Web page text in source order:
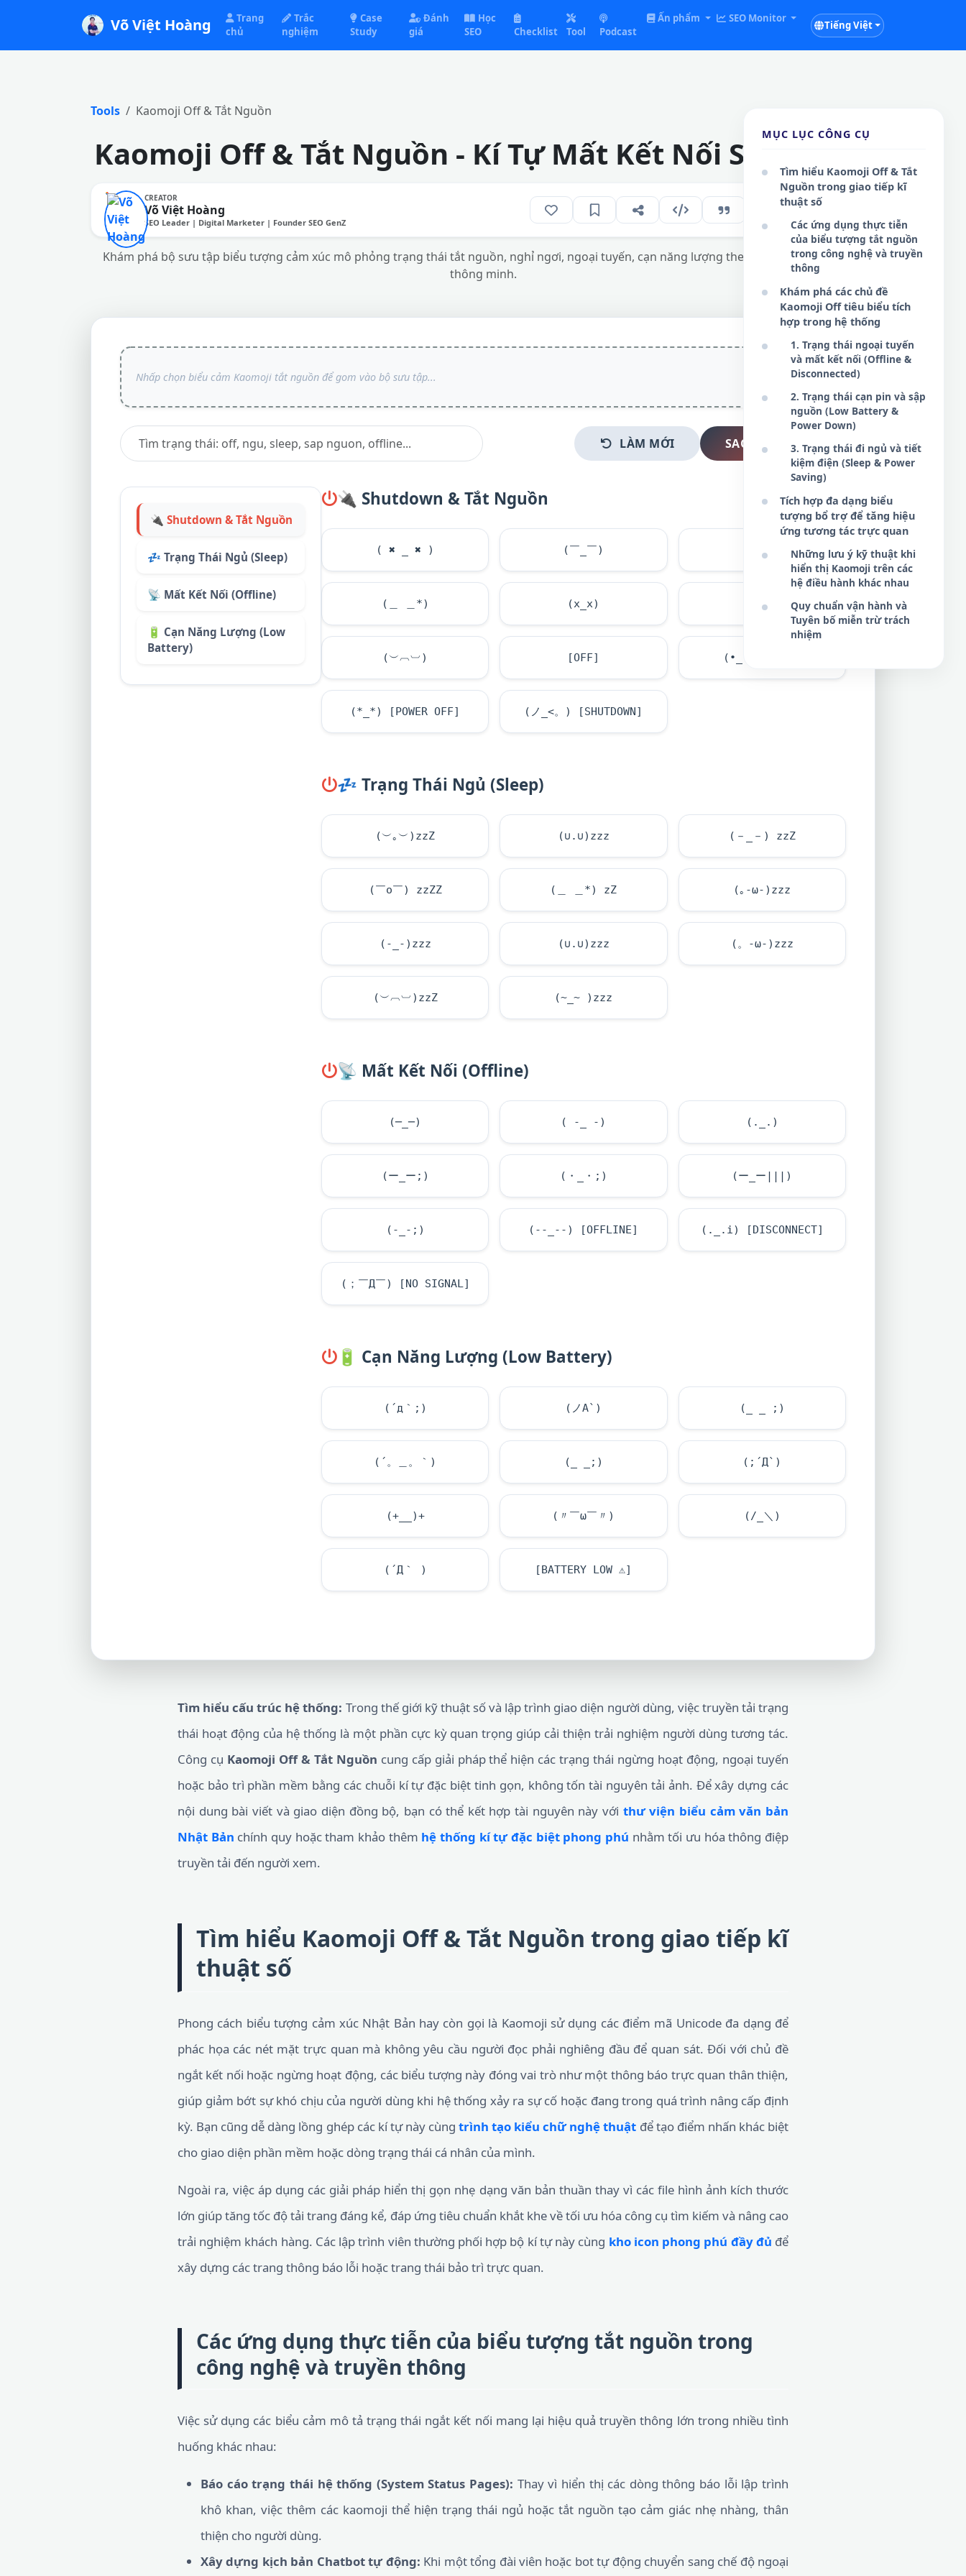
Võ Việt Hoàng
Trang
chủ
Trắc
nghiệm
Case
Study
Đánh
giá
Học
SEO
Checklist Tool Podcast
Ấn phẩm SEO Monitor
Tiếng Việt
Tools Kaomoji Off & Tắt Nguồn
Kaomoji Off & Tắt Nguồn - Kí Tự Mất Kết Nối Shutdown
CREATOR
Võ Việt Hoàng
SEO Leader | Digital Marketer | Founder SEO GenZ
Khám phá bộ sưu tập biểu tượng cảm xúc mô phỏng trạng thái tắt nguồn, nghỉ ngơi, ngoại tuyến, cạn năng lượng theo chuẩn kí tự Unicode
thông minh.
LÀM MỚI SAO CHÉP NGAY
🔌 Shutdown & Tắt Nguồn
💤 Trạng Thái Ngủ (Sleep)
📡 Mất Kết Nối (Offline)
🔋 Cạn Năng Lượng (Low
Battery)
🔌 Shutdown & Tắt Nguồn
(✖ _✖ ) (￣_￣) (ー_ー)
(＿ ＿*) (x_x) _✖
(︶︹︺) [OFF] (•_•)┛ [OFF]
(*_*) [POWER OFF] (ノ_<。) [SHUTDOWN]
💤 Trạng Thái Ngủ (Sleep)
(︶｡︶)zzZ (∪.∪)zzz (－_－) zzZ
(￣o￣) zzZZ (＿ ＿*) zZ (｡-ω-)zzz
(-_-)zzz (∪.∪)zzz (。-ω-)zzz
(︶︹︺)zzZ (~_~ )zzz
📡 Mất Kết Nối (Offline)
(─_─) ( -_ -) (._.)
(ー_ー;) (・_・;) (ー_ー|||)
(-_-;) (--_--) [OFFLINE] (._.i) [DISCONNECT]
(；￣Д￣) [NO SIGNAL]
🔋 Cạn Năng Lượng (Low Battery)
(´д｀;) (ノA`) (_ _ ;)
(´。＿。｀) (_ _;) (;´Д`)
(+__)+ (〃￣ω￣〃) (/_＼)
(´Д｀ ) [BATTERY LOW⚠]
Tìm hiểu cấu trúc hệ thống: Trong thế giới kỹ thuật số và lập trình giao diện người dùng, việc truyền tải trạng
thái hoạt động của hệ thống là một phần cực kỳ quan trọng giúp cải thiện trải nghiệm người dùng tương tác.
Công cụ Kaomoji Off & Tắt Nguồn cung cấp giải pháp thể hiện các trạng thái ngừng hoạt động, ngoại tuyến
hoặc bảo trì phần mềm bằng các chuỗi kí tự đặc biệt tinh gọn, không tốn tài nguyên tải ảnh. Để xây dựng các
nội dung bài viết và giao diện đồng bộ, bạn có thể kết hợp tài nguyên này với thư viện biểu cảm văn bản
Nhật Bản chính quy hoặc tham khảo thêm hệ thống kí tự đặc biệt phong phú nhằm tối ưu hóa thông điệp
truyền tải đến người xem.
Tìm hiểu Kaomoji Off & Tắt Nguồn trong giao tiếp kĩ
thuật số
Phong cách biểu tượng cảm xúc Nhật Bản hay còn gọi là Kaomoji sử dụng các điểm mã Unicode đa dạng để
phác họa các nét mặt trực quan mà không yêu cầu người đọc phải nghiêng đầu để quan sát. Đối với chủ đề
ngắt kết nối hoặc ngừng hoạt động, các biểu tượng này đóng vai trò như một thông báo trực quan thân thiện,
giúp giảm bớt sự khó chịu của người dùng khi hệ thống xảy ra sự cố hoặc đang trong quá trình nâng cấp định
kỳ. Bạn cũng dễ dàng lồng ghép các kí tự này cùngtrình tạo kiểu chữ nghệ thuật để tạo điểm nhấn khác biệt
cho giao diện phần mềm hoặc dòng trạng thái cá nhân của mình.
Ngoài ra, việc áp dụng các giải pháp hiển thị gọn nhẹ dạng văn bản thuần thay vì các file hình ảnh kích thước
lớn giúp tăng tốc độ tải trang đáng kể, đáp ứng tiêu chuẩn khắt khe về tối ưu hóa công cụ tìm kiếm và nâng cao
trải nghiệm khách hàng. Các lập trình viên thường phối hợp bộ kí tự này cùng kho icon phong phú đầy đủ để
xây dựng các trang thông báo lỗi hoặc trang thái bảo trì trực quan.
Các ứng dụng thực tiễn của biểu tượng tắt nguồn trong
công nghệ và truyền thông
Việc sử dụng các biểu cảm mô tả trạng thái ngắt kết nối mang lại hiệu quả truyền thông lớn trong nhiều tình
huống khác nhau:
Báo cáo trạng thái hệ thống (System Status Pages): Thay vì hiển thị các dòng thông báo lỗi lập trình
khô khan, việc thêm các kaomoji thể hiện trạng thái ngủ hoặc tắt nguồn tạo cảm giác nhẹ nhàng, thân
thiện cho người dùng.
Xây dựng kịch bản Chatbot tự động: Khi một tổng đài viên hoặc bot tự động chuyển sang chế độ ngoại
MỤC LỤC CÔNG CỤ
Tìm hiểu Kaomoji Off & Tắt
Nguồn trong giao tiếp kĩ
thuật số
Các ứng dụng thực tiễn
của biểu tượng tắt nguồn
trong công nghệ và truyền
thông
Khám phá các chủ đề
Kaomoji Off tiêu biểu tích
hợp trong hệ thống
1. Trạng thái ngoại tuyến
và mất kết nối (Offline &
Disconnected)
2. Trạng thái cạn pin và sập
nguồn (Low Battery &
Power Down)
3. Trạng thái đi ngủ và tiết
kiệm điện (Sleep & Power
Saving)
Tích hợp đa dạng biểu
tượng bổ trợ để tăng hiệu
ứng tương tác trực quan
Những lưu ý kỹ thuật khi
hiển thị Kaomoji trên các
hệ điều hành khác nhau
Quy chuẩn vận hành và
Tuyên bố miễn trừ trách
nhiệm